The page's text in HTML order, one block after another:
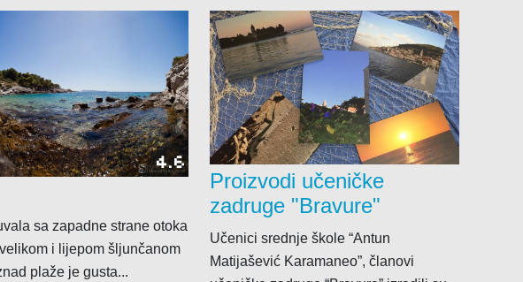
4.6
sa zapadne strane otoka
i lijepom šljunčanom
plaže je gusta...
Proizvodi učeničke
zadruge "Bravure"
Učenici srednje škole “Antun
Matijašević Karamaneo”, članovi